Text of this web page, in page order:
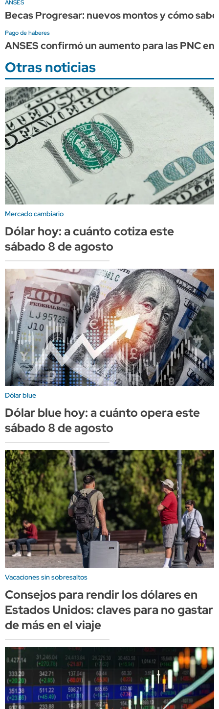
ANSES
Becas Progresar: nuevos montos y cómo
Pago de haberes
ANSES confirmó un aumento para las PNC
Otras noticias
Mercado cambiario
Dólar hoy: a cuánto cotiza este
sábado 8 de agosto
Dólar blue
Dólar blue hoy: a cuánto opera este
sábado 8 de agosto
Vacaciones sin sobresaltos
Consejos para rendir los dólares en
Estados Unidos: claves para no gastar
de más en el viaje